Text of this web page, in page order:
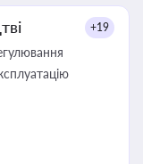
+19